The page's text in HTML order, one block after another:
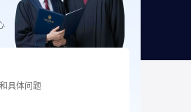
具体问题